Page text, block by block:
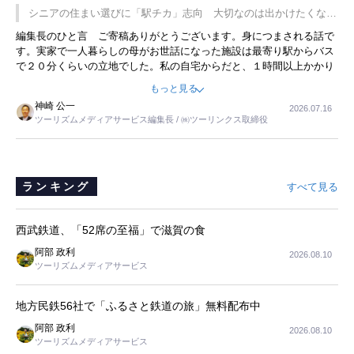
です。永井社長は、駐車場に都内ナンバーの高級外車が停まっている
ことに目をつけ、高級商品でも売れると確信したそうです。今回の記
事を懐かしく読みました。
シニアの住まい選びに「駅チカ」志向 大切なのは出かけたくなる
暮らし
編集長のひと言 ご寄稿ありがとうございます。身につまされる話で
す。実家で一人暮らしの母がお世話になった施設は最寄り駅からバス
で２０分くらいの立地でした。私の自宅からだと、１時間以上かかり
ました。母の住まいから近いという理由で、その施設を選択したので
すが、私と妹にとっては、半日仕事ででした。シニアの住まい選び
は、当人だけではなく、世話をする家族の足の便も考えない外池ない
と思いました。
もっと見る
神崎 公一
ツーリズムメディアサービス編集長 / ㈱ツーリンクス取締役
2026.07.16
ランキング すべて見る
西武鉄道、「52席の至福」で滋賀の食
阿部 政利
ツーリズムメディアサービス
2026.08.10
地方民鉄56社で「ふるさと鉄道の旅」無料配布中
阿部 政利
ツーリズムメディアサービス
2026.08.10